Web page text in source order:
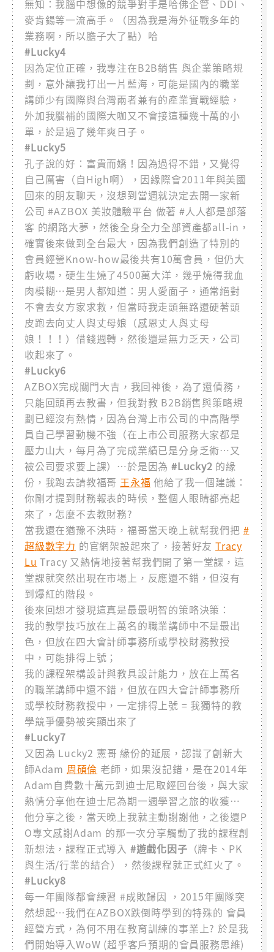
無知：我腦中想像的競爭對手是哈佛企管、DDI、
麥肯鍚等一流高手。（因為我是海外征戰多年的
業務啊，所以膽子大了點）哈
#Lucky4
因為定位正確，我專注在B2B銷售 與企業策略規
劃，意外讓我打出一片藍海，可能是國內的職業
講師少有國際與台灣兩者兼有的產業實戰經驗，
外加我腦補的國際大咖又不會接這種幾十萬的小
單，於是過了幾年爽日子。
#Lucky5
孔子說的好：富貴而嬌！因為過得不錯，又覺得
自己厲害（自High啊），因緣際會2011年與美國
回來的朋友聊天，沒想到當週就決定去開一家新
公司 #AZBOX 美妝體驗平台 做著 #人人都是部落
客 的網路大夢，然後全身全力全部資產都all-in，
確實後來做到全台最大，因為我們創造了特別的
會員經營Know-how最後共有10萬會員，但仍大
虧收場，硬生生燒了4500萬大洋，幾乎燒得我血
肉模糊…是男人都知道：男人愛面子，通常絕對
不會去女方家求救，但當時我走頭無路還硬著頭
皮跑去向丈人與丈母娘（感恩丈人與丈母
娘！！！）借錢週轉，然後還是無力乏天，公司
收起來了。
#Lucky6
AZBOX完成關門大吉，我回神後，為了還債務，
只能回頭再去教書，但我對教 B2B銷售與策略規
劃已經沒有熱情，因為台灣上市公司的中高階學
員自己學習動機不強（在上市公司服務大家都是
壓力山大，每月為了完成業績已是分身乏術…又
被公司要求要上課）…於是因為#Lucky2 的緣
份，我跑去請教福哥 王永福 他給了我一個建議：
你剛才提到財務報表的時候，整個人眼睛都亮起
來了，怎麼不去教財務?
當我還在猶豫不決時，福哥當天晚上就幫我們把 #
超級數字力 的官網架設起來了，接著好友Tracy
Lu Tracy 又熱情地接著幫我們開了第一堂課，這
堂課就突然出現在市場上，反應還不錯，但沒有
到爆紅的階段。
後來回想才發現這真是最最明智的策略決策：
我的教學技巧放在上萬名的職業講師中不是最出
色，但放在四大會計師事務所或學校財務教授
中，可能排得上號；
我的課程架構設計與教具設計能力，放在上萬名
的職業講師中還不錯，但放在四大會計師事務所
或學校財務教授中，一定排得上號 = 我獨特的教
學競爭優勢被突顯出來了
#Lucky7
又因為 Lucky2 憲哥 緣份的延展，認識了創新大
師Adam 周碩倫 老師，如果沒記錯，是在2014年
Adam自費數十萬元到迪士尼取經回台後，與大家
熱情分享他在迪士尼為期一週學習之旅的收獲…
他分享之後，當天晚上我就主動謝謝他，之後還P
O專文感謝Adam 的那一次分享觸動了我的課程創
新想法，課程正式導入 #遊戲化因子 （牌卡、PK
與生活/行業的結合），然後課程就正式紅火了。
#Lucky8
每一年團隊都會練習 #成敗歸因 ，2015年團隊突
然想起…我們在AZBOX跌倒時學到的特殊的 會員
經營方式，為何不用在教育訓練的事業上? 於是我
們開始導入WoW (超乎客戶預期的會員服務思維)